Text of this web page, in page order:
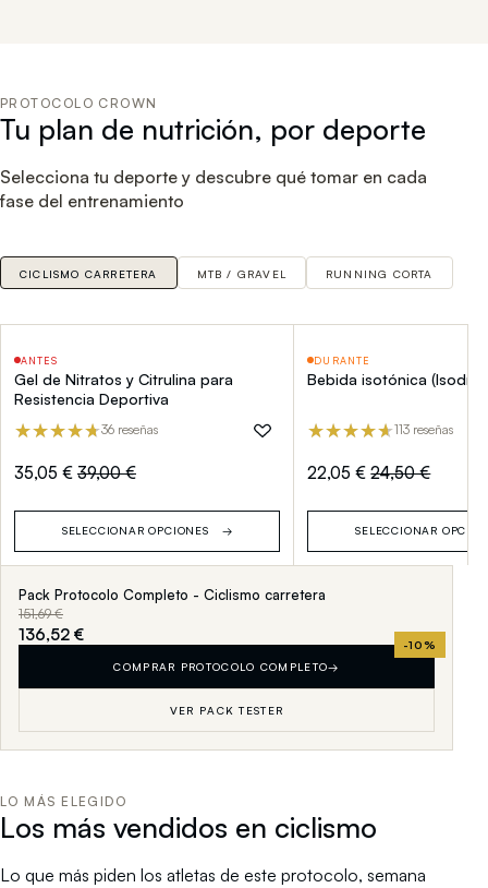
PROTOCOLO CROWN
Tu plan de nutrición, por deporte
Selecciona tu deporte y descubre qué tomar en cada
fase del entrenamiento
CICLISMO CARRETERA MTB / GRAVEL RUNNING CORTA
OFERTA
ANTES
Gel de Nitratos y Citrulina para
Resistencia Deportiva
36 reseñas
35,05 € 39,00 €
SELECCIONAR OPCIONES
OFERTA
DURANTE
Bebida isotónica
113 reseñas
22,05 € 24,50 €
SELECCIONAR
Pack Protocolo Completo - Ciclismo carretera
151,69 €
136,52 €
-10%
COMPRAR PROTOCOLO COMPLETO→
VER PACK TESTER
LO MÁS ELEGIDO
Los más vendidos en ciclismo
Lo que más piden los atletas de este protocolo, semana